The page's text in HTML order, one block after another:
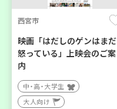
西宮市
映画「はだしのゲンはまだ
怒っている」上映会のご案
内
中・高・大学生
大人向け